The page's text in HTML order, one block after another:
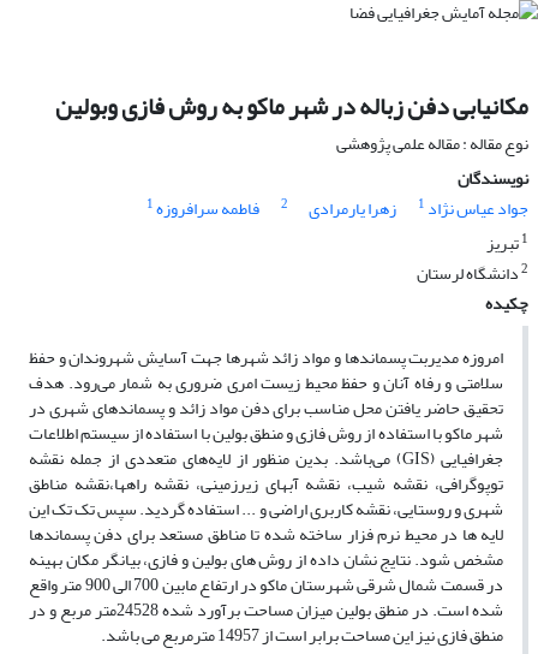
مکانیابی دفن زباله در شهر ماکو به روش فازی وبولین
نوع مقاله : مقاله علمی پژوهشی
نویسندگان
جواد عیاس نژاد 1 زهرا یارمرادی 2 فاطمه سرافروزه1
1تبریز
2دانشگاه لرستان
چکیده
امروزه مدیربت پسماندها و مواد زائد شهرها جهت آسایش شهروندان و حفظ
سلامتی و رفاه آنان و حفظ محیط زیست امری ضروری به شمار می‌رود. هدف
تحقیق حاضر یافتن محل مناسب برای دفن مواد زائد و پسماندهای شهری در
شهر ماکو با استفاده از روش فازی و منطق بولین با استفاده از سیستم اطلاعات
جغرافیایی (GIS) می‌باشد. بدین منظور از لایه‌های متعددی از جمله نقشه
توپوگرافی، نقشه شیب، نقشه آبهای زیرزمینی، نقشه راهها،نقشه مناطق
شهری و روستایی، نقشه کاربری اراضی و ... استفاده گردید. سپس تک تک این
لایه ها در محیط نرم فزار ساخته شده تا مناطق مستعد برای دفن پسماندها
مشخص شود. نتایج نشان داده از روش های بولین و فازی، بیانگر مکان بهینه
در قسمت شمال شرقی شهرستان ماکو در ارتفاع مابین 700 الی 900 متر واقع
شده است. در منطق بولین میزان مساحت برآورد شده 24528متر مربع و در
منطق فازی نیز این مساحت برابر است از 14957 مترمربع می باشد.